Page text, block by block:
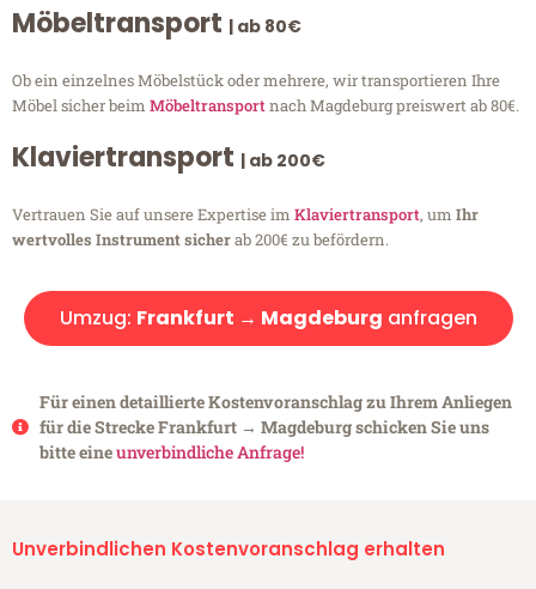
Möbeltransport | ab 80€
Ob ein einzelnes Möbelstück oder mehrere, wir transportieren Ihre
Möbel sicher beim Möbeltransportnach Magdeburg preiswert ab 80€.
Klaviertransport | ab 200€
Vertrauen Sie auf unsere Expertise im Klaviertransport, um Ihr
wertvolles Instrument sicherab 200€ zu befördern.
Umzug: Frankfurt → Magdeburg anfragen
Für einen detaillierte Kostenvoranschlag zu Ihrem Anliegen
für die Strecke Frankfurt → Magdeburg schicken Sie uns
bitte eineunverbindliche Anfrage!
Unverbindlichen Kostenvoranschlag erhalten